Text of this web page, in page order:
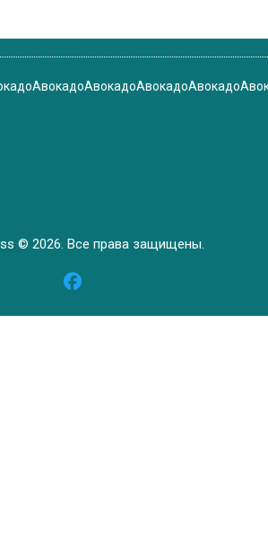
АвокадоАвокадоАвокадоАвокадо
© 2026. Все права защищены.